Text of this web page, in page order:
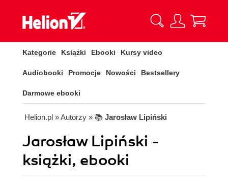
Kategorie Książki Ebooki Kursy video
Audiobooki Promocje Nowości Bestsellery
Darmowe ebooki
Helion.pl » Autorzy » 📚 Jarosław Lipiński
Jarosław Lipiński -
książki, ebooki